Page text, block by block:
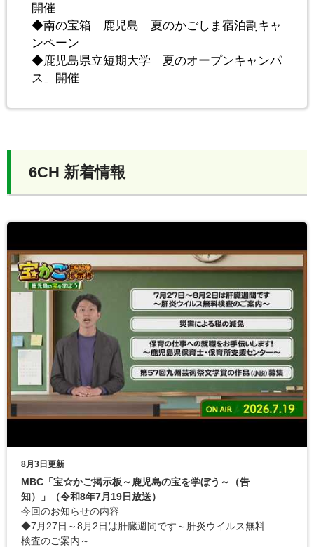
開催
◆南の宝箱 鹿児島 夏のかごしま宿泊割キャ
ンペーン
◆鹿児島県立短期大学「夏のオープンキャンパ
ス」開催
6CH 新着情報
8月3日更新
MBC「宝☆かご掲示板～鹿児島の宝を学ぼう～（告
知）」（令和8年7月19日放送）
今回のお知らせの内容
◆7月27日～8月2日は肝臓週間です～肝炎ウイルス無料
検査のご案内～